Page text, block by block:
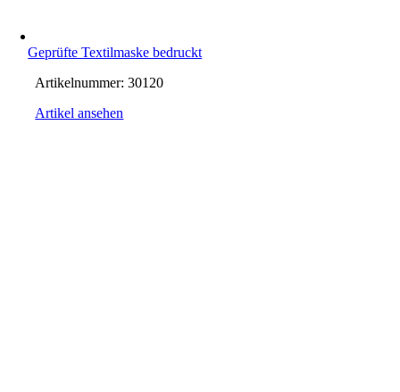
Geprüfte Textilmaske bedruckt
Artikelnummer:30120
Artikel ansehen